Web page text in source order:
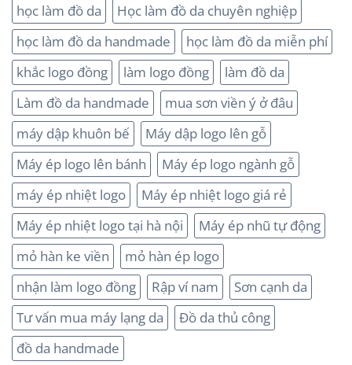
học làm đồ da
Học làm đồ da chuyên nghiệp
học làm đồ da handmade
học làm đồ da miễn phí
khắc logo đồng
làm logo đồng
làm đồ da
Làm đồ da handmade
mua sơn viền ý ở đâu
máy dập khuôn bế
Máy dập logo lên gỗ
Máy ép logo lên bánh
Máy ép logo ngành gỗ
máy ép nhiệt logo
Máy ép nhiệt logo giá rẻ
Máy ép nhiệt logo tại hà nội
Máy ép nhũ tự động
mỏ hàn ke viền
mỏ hàn ép logo
nhận làm logo đồng
Rập ví nam
Sơn cạnh da
Tư vấn mua máy lạng da
Đồ da thủ công
đồ da handmade